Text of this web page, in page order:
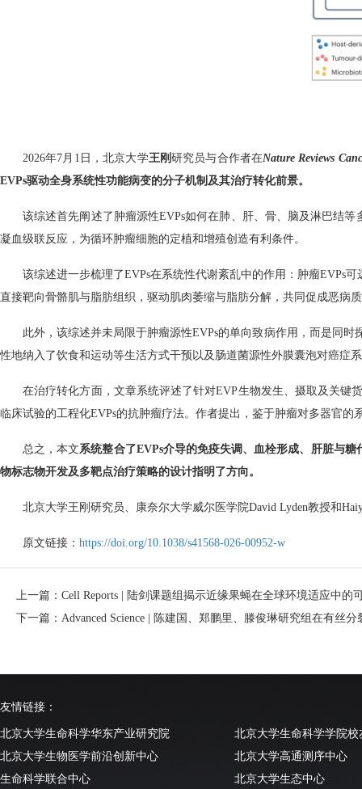
2026年7月 1 日，北京大学王刚研究员与合作者在Nature Reviews
EVPs驱动全身系统性功能病变的分子机制及其治疗转化前景。
该综述首先阐述了肿瘤源性EVPs如何在肺、肝、骨、脑及淋巴结等
凝血级联反应，为循环肿瘤细胞的定植和增殖创造有利条件。
该综述进一步梳理了EVPs在系统性代谢紊乱中的作用：肿瘤EVPs可
直接靶向骨骼肌与脂肪组织，驱动肌肉萎缩与脂肪分解，共同促成恶病
此外，该综述并未局限于肿瘤源性EVPs的单向致病作用，而是同时
性地纳入了饮食和运动等生活方式干预以及肠道菌源性外膜囊泡对癌症
在治疗转化方面，文章系统评述了针对EVP生物发生、摄取及关键
临床试验的工程化EVPs的抗肿瘤疗法。作者提出，鉴于肿瘤对多器官
总之，本文系统整合了EVPs介导的免疫失调、血栓形成、肝脏与
物标志物开发及多靶点治疗策略的设计指明了方向。
北京大学王刚研究员、康奈尔大学威尔医学院David Lyden教授和
原文链接： https://doi.org/10.1038/s41568-026-00952-w
上一篇：Cell Reports | 陆剑课题组揭示近缘果蝇在全球环境适应中的
下一篇：Advanced Science | 陈建国、郑鹏里、滕俊琳研究组在有丝
友情链接：
北京大学生命科学华东产业研究院
北京大学生命科学学院校
北京大学生物医学前沿创新中心
北京大学高通测序中心
生命科学联合中心
北京大学生态中心